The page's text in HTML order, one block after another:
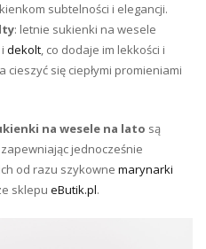
subtelności i elegancji.
: letnie sukienki na wesele
dekolt, co dodaje im lekkości i
cieszyć się ciepłymi promieniami
na wesele na lato są
jednocześnie
od razu szykowne marynarki
sklepu eButik.pl.